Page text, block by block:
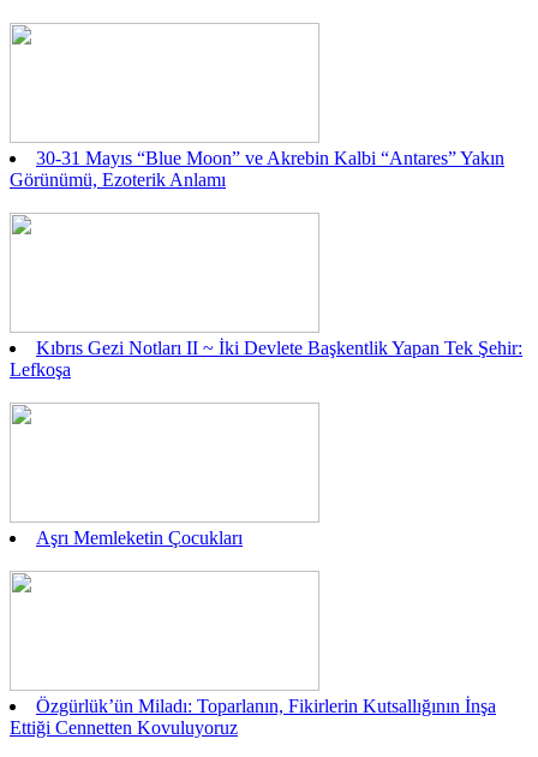
30-31 Mayıs “Blue Moon” ve Akrebin Kalbi “Antares” Yakın
Görünümü, Ezoterik Anlamı
Kıbrıs Gezi Notları II ~ İki Devlete Başkentlik Yapan Tek Şehir:
Lefkoşa
Aşrı Memleketin Çocukları
Özgürlük’ün Miladı: Toparlanın, Fikirlerin Kutsallığının İnşa
Ettiği Cennetten Kovuluyoruz